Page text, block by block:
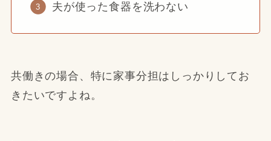
夫が使った食器を洗わない
共働きの場合、特に家事分担はしっかりしてお
きたいですよね。